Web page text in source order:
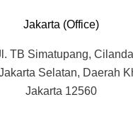
d
i
n
g
r
a
m
Jakarta (Office)
TB Simatupang,
Selatan, Daerah
Jakarta 12560